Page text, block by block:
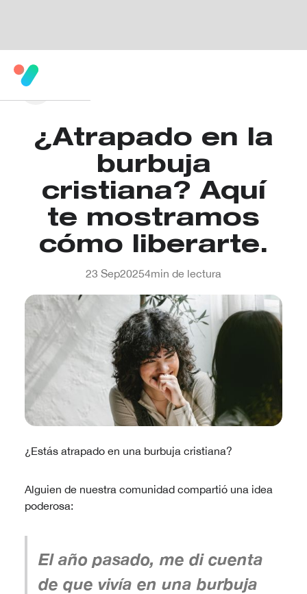
¿Atrapado en la
burbuja
cristiana? Aquí
te mostramos
cómo liberarte.
23 Sep20254min de lectura
¿Estás atrapado en una burbuja cristiana?
Alguien de nuestra comunidad compartió una idea
poderosa:
El año pasado, me di cuenta
de que vivía en una burbuja